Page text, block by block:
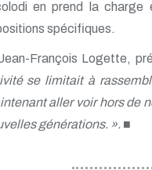
en prend la
spécifiques.
François Logette,
se limitait à
aller voir hors de
générations. ». ■